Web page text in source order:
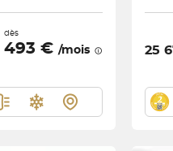
dès
493 €/mois 25